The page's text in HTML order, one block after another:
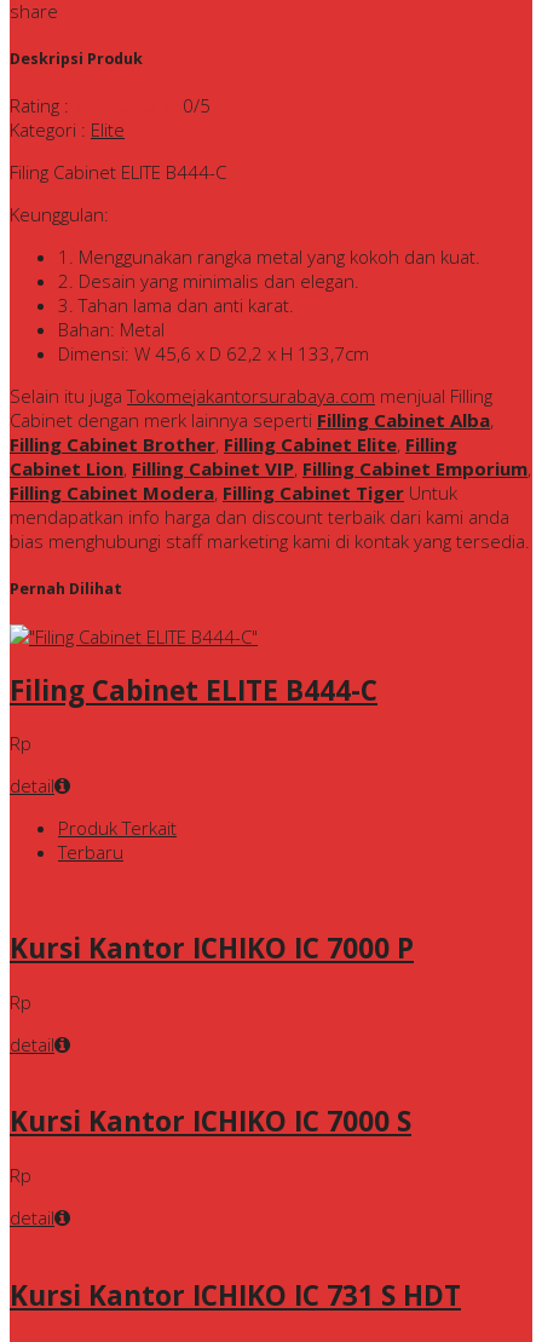
share
Deskripsi Produk
Rating : 0/5
Kategori : Elite
Filing Cabinet ELITE B444-C
Keunggulan:
1. Menggunakan rangka metal yang kokoh dan kuat.
2. Desain yang minimalis dan elegan.
3. Tahan lama dan anti karat.
Bahan: Metal
Dimensi: W 45,6 x D 62,2 x H 133,7cm
Selain itu jugaTokomejakantorsurabaya.com menjual Filling
Cabinet dengan merk lainnya seperti Filling Cabinet Alba,
Filling Cabinet Brother, Filling Cabinet Elite, Filling
Cabinet Lion, Filling Cabinet VIP, Filling Cabinet Emporium,
Filling Cabinet Modera, Filling Cabinet Tiger Untuk
mendapatkan info harga dan discount terbaik dari kami anda
bias menghubungi staff marketing kami di kontak yang tersedia.
Pernah Dilihat
Filing Cabinet ELITE B444-C
Rp
detail
Produk Terkait
Terbaru
Kursi Kantor ICHIKO IC 7000 P
Rp
detail
Kursi Kantor ICHIKO IC 7000 S
Rp
detail
Kursi Kantor ICHIKO IC 731 S HDT